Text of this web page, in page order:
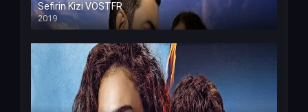
Sefirin Kizi VOSTFR
2019